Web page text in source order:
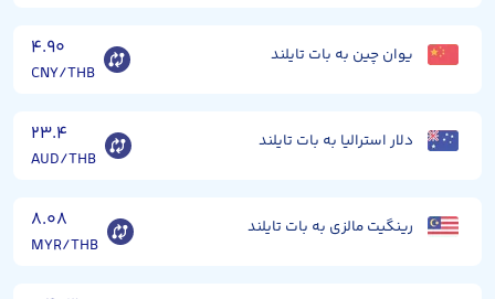
یوان چین به بات تایلند ۴.۹۰
CNY/THB
دلار استرالیا به بات تایلند ۲۳.۴
AUD/THB
رینگیت مالزی به بات تایلند ۸.۰۸
MYR/THB